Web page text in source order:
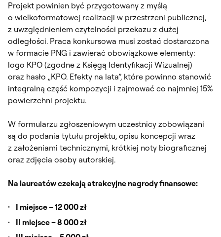
Projekt powinien być przygotowany z myślą
o wielkoformatowej realizacji w przestrzeni publicznej,
z uwzględnieniem czytelności przekazu z dużej
odległości. Praca konkursowa musi zostać dostarczona
w formacie PNG i zawierać obowiązkowe elementy:
logo KPO (zgodne z Księgą Identyfikacji Wizualnej)
oraz hasło „KPO. Efekty na lata”, które powinno stanowić
integralną część kompozycji i zajmować co najmniej 15%
powierzchni projektu.
W formularzu zgłoszeniowym uczestnicy zobowiązani
są do podania tytułu projektu, opisu koncepcji wraz
z założeniami technicznymi, krótkiej noty biograficznej
oraz zdjęcia osoby autorskiej.
Na laureatów czekają atrakcyjne nagrody finansowe:
I miejsce – 12 000 zł
II miejsce – 8 000 zł